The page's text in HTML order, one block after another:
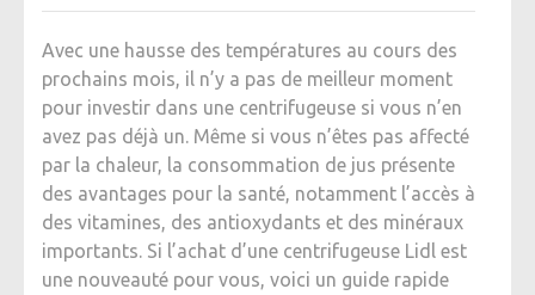
Avec une hausse des températures au cours des
prochains mois, il n’y a pas de meilleur moment
pour investir dans une centrifugeuse si vous n’en
avez pas déjà un. Même si vous n’êtes pas affecté
par la chaleur, la consommation de jus présente
des avantages pour la santé, notamment l’accès à
des vitamines, des antioxydants et des minéraux
importants. Si l’achat d’une centrifugeuse Lidl est
une nouveauté pour vous, voici un guide rapide